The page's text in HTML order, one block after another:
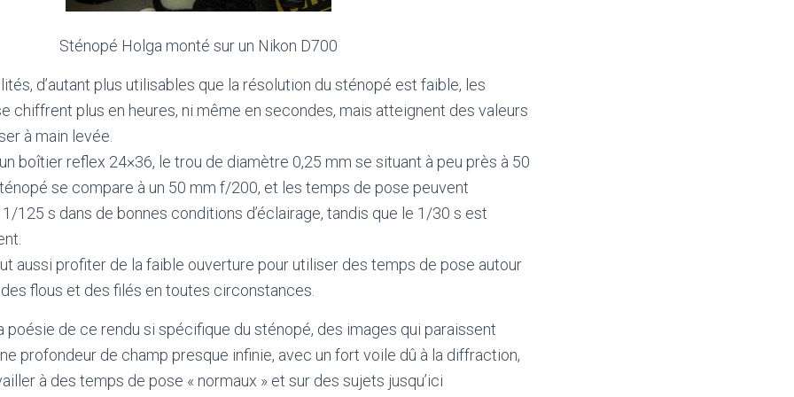
Sténopé Holga monté sur un Nikon D700
d’autant plus utilisables que la résolution du sténopé est faible, les
chiffrent plus en heures, ni même en secondes, mais atteignent des valeurs
à main levée.
boîtier reflex 24×36, le trou de diamètre 0,25 mm se situant à peu près à 50
se compare à un 50 mm f/200, et les temps de pose peuvent
1/125 s dans de bonnes conditions d’éclairage, tandis que le 1/30 s est
aussi profiter de la faible ouverture pour utiliser des temps de pose autour
flous et des filés en toutes circonstances.
poésie de ce rendu si spécifique du sténopé, des images qui paraissent
profondeur de champ presque infinie, avec un fort voile dû à la diffraction,
à des temps de pose « normaux » et sur des sujets jusqu’ici